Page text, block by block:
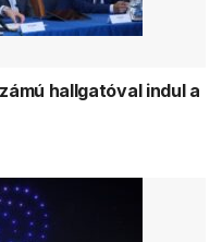
hallgatóval indul a